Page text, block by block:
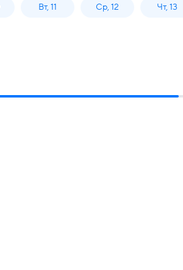
Вт, 11 Ср, 12 Чт, 13